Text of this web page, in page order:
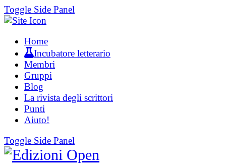
Toggle Side Panel
Home
Incubatore letterario
Membri
Gruppi
Blog
La rivista degli scrittori
Punti
Aiuto!
Toggle Side Panel